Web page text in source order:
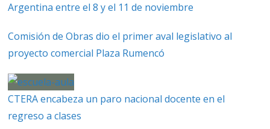
Argentina entre el 8 y el 11 de noviembre
Comisión de Obras dio el primer aval legislativo al
proyecto comercial Plaza Rumencó
CTERA encabeza un paro nacional docente en el
regreso a clases